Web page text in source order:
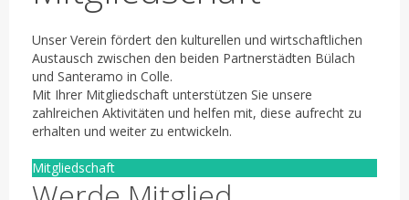
Unser Verein fördert den kulturellen und wirtschaftlichen
Austausch zwischen den beiden Partnerstädten Bülach
und Santeramo in Colle.
Mit Ihrer Mitgliedschaft unterstützen Sie unsere
zahlreichen Aktivitäten und helfen mit, diese aufrecht zu
erhalten und weiter zu entwickeln.
Mitgliedschaft